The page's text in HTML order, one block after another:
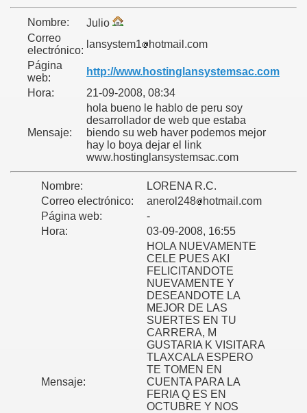
Nombre:
Julio
Correo
electrónico:
lansystem1
hotmail.com
Página
web:
http://www.hostinglansystemsac.com
Hora:
21-09-2008, 08:34
Mensaje:
hola bueno le hablo de peru soy
desarrollador de web que estaba
biendo su web haver podemos mejor
hay lo boya dejar el link
www.hostinglansystemsac.com
Nombre:
LORENA R.C.
Correo electrónico:
anerol248
hotmail.com
Página web:
-
Hora:
03-09-2008, 16:55
Mensaje:
HOLA NUEVAMENTE
CELE PUES AKI
FELICITANDOTE
NUEVAMENTE Y
DESEANDOTE LA
MEJOR DE LAS
SUERTES EN TU
CARRERA, M
GUSTARIA K VISITARA
TLAXCALA ESPERO
TE TOMEN EN
CUENTA PARA LA
FERIA Q ES EN
OCTUBRE Y NOS